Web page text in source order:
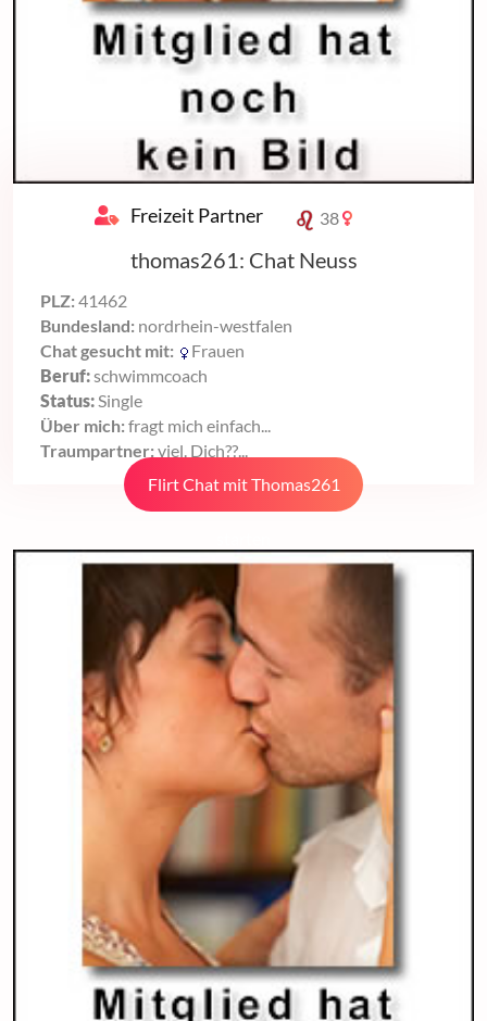
Freizeit Partner 38
thomas261: Chat Neuss
PLZ: 41462
Bundesland: nordrhein-westfalen
Chat gesucht mit:
Frauen
Beruf:schwimmcoach
Status:Single
Über mich: fragt mich einfach...
Traumpartner: viel. Dich??...
Flirt Chat mit Thomas261